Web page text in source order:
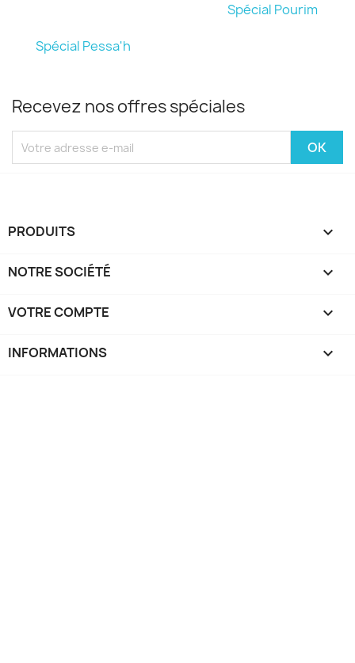
Spécial Pourim
Spécial Pessa'h
Recevez nos offres spéciales
PRODUITS 
NOTRE SOCIÉTÉ 
VOTRE COMPTE 
INFORMATIONS keyboard_arrow_down